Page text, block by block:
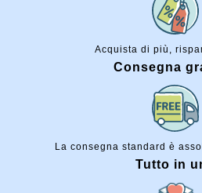
Acquista di più,
Consegna
La consegna standard è
Tutto in